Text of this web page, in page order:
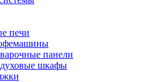
печи
панели
шкафы